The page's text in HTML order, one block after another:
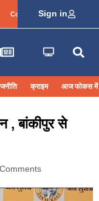
Contact Info Login
Sign in
क्राइम आज फोकस में
, बांकीपुर से